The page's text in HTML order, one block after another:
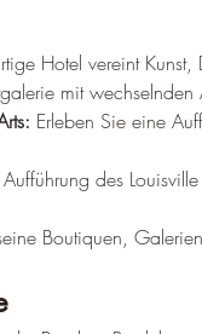
Hotel vereint
mit wechselnden
Erleben Sie eine
des
Boutiquen,